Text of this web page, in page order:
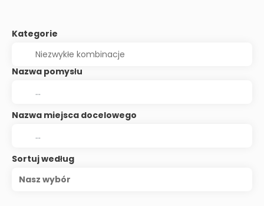
Kategorie
Nazwa pomysłu
Nazwa miejsca docelowego
Sortuj według
Nasz wybór